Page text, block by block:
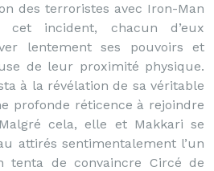
des terroristes avec Iron-Man
cet incident, chacun d’eux
lentement ses pouvoirs et
de leur proximité physique.
à la révélation de sa véritable
profonde réticence à rejoindre
cela, elle et Makkari se
attirés sentimentalement l’un
tenta de convaincre Circé de